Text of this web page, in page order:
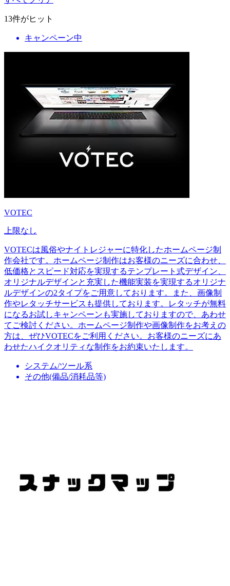
13件がヒット
キャンペーン中
VOTEC
上限なし
VOTECは風俗やナイトレジャーに特化したホームページ制
作会社です。ホームページ制作はお客様のニーズに合わせ、
低価格とスピード対応を実現するテンプレート式デザイン、
オリジナルデザインと充実した機能実装を実現するオリジナ
ルデザインの2タイプをご用意しております。また、画像制
作やレタッチサービスも提供しております。レタッチが無料
になるお試しキャンペーンも実施しておりますので、あわせ
てご検討ください。ホームページ制作や画像制作をお考えの
方は、ぜひVOTECをご利用ください。お客様のニーズにあ
わせたハイクオリティな制作をお約束いたします。
システム/ツール系
その他(備品/消耗品等)